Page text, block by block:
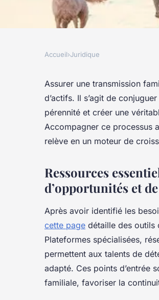
transmission
valorisée
Accueil›Juridique
Assurer une transmission
d’actifs. Il s’agit de
pérennité et créer une
Accompagner ce processus
relève en un moteur de
Ressources
d’opportunités et
Après avoir identifié les
cette page détaille des outils
Plateformes spécialisées,
permettent aux talents de
adapté. Ces points d’entrée
familiale, favoriser la